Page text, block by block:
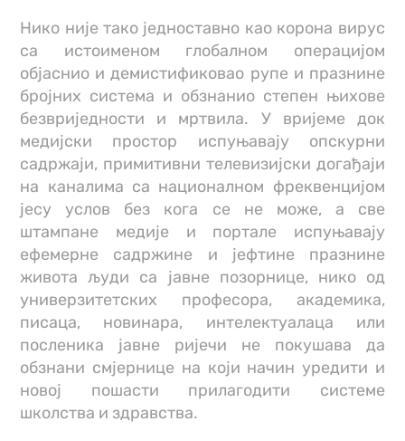
Нико није тако једноставно као корона вирус
са истоименом глобалном операцијом
објаснио и демистификовао рупе и празнине
бројних система и обзнанио степен њихове
безвриједности и мртвила. У вријеме док
медијски простор испуњавају опскурни
садржаји, примитивни телевизијски догађаји
на каналима са националном фреквенцијом
јесу услов без кога се не може, а све
штампане медије и портале испуњавају
ефемерне садржине и јефтине празнине
живота људи са јавне позорнице, нико од
универзитетских професора, академика,
писаца, новинара, интелектуалаца или
посленика јавне ријечи не покушава да
обзнани смјернице на који начин уредити и
новој пошасти прилагодити системе
школства и здравства.